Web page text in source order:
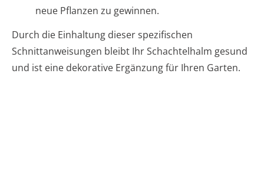
neue Pflanzen zu gewinnen.
Durch die Einhaltung dieser spezifischen
Schnittanweisungen bleibt Ihr Schachtelhalm gesund
und ist eine dekorative Ergänzung für Ihren Garten.